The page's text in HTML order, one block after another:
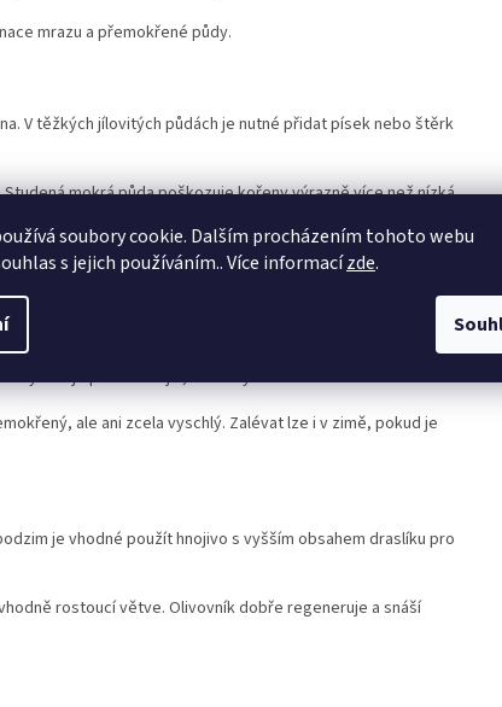
soubory cookie. Dalším procházením tohoto webu
s jejich používáním.. Více informacízde.
mrazu a přemokřené půdy.
V těžkých jílovitých půdách je nutné přidat písek nebo štěrk
mokrá půda poškozuje kořeny výrazně více než nízká
(např. směs zeminy, písku a štěrku), který umožňuje
vyžaduje pravidelnější, ale vždy mírnou zálivku.
ale ani zcela vyschlý. Zalévat lze i v zimě, pokud je
je vhodné použít hnojivo s vyšším obsahem draslíku pro
rostoucí větve. Olivovník dobře regeneruje a snáší